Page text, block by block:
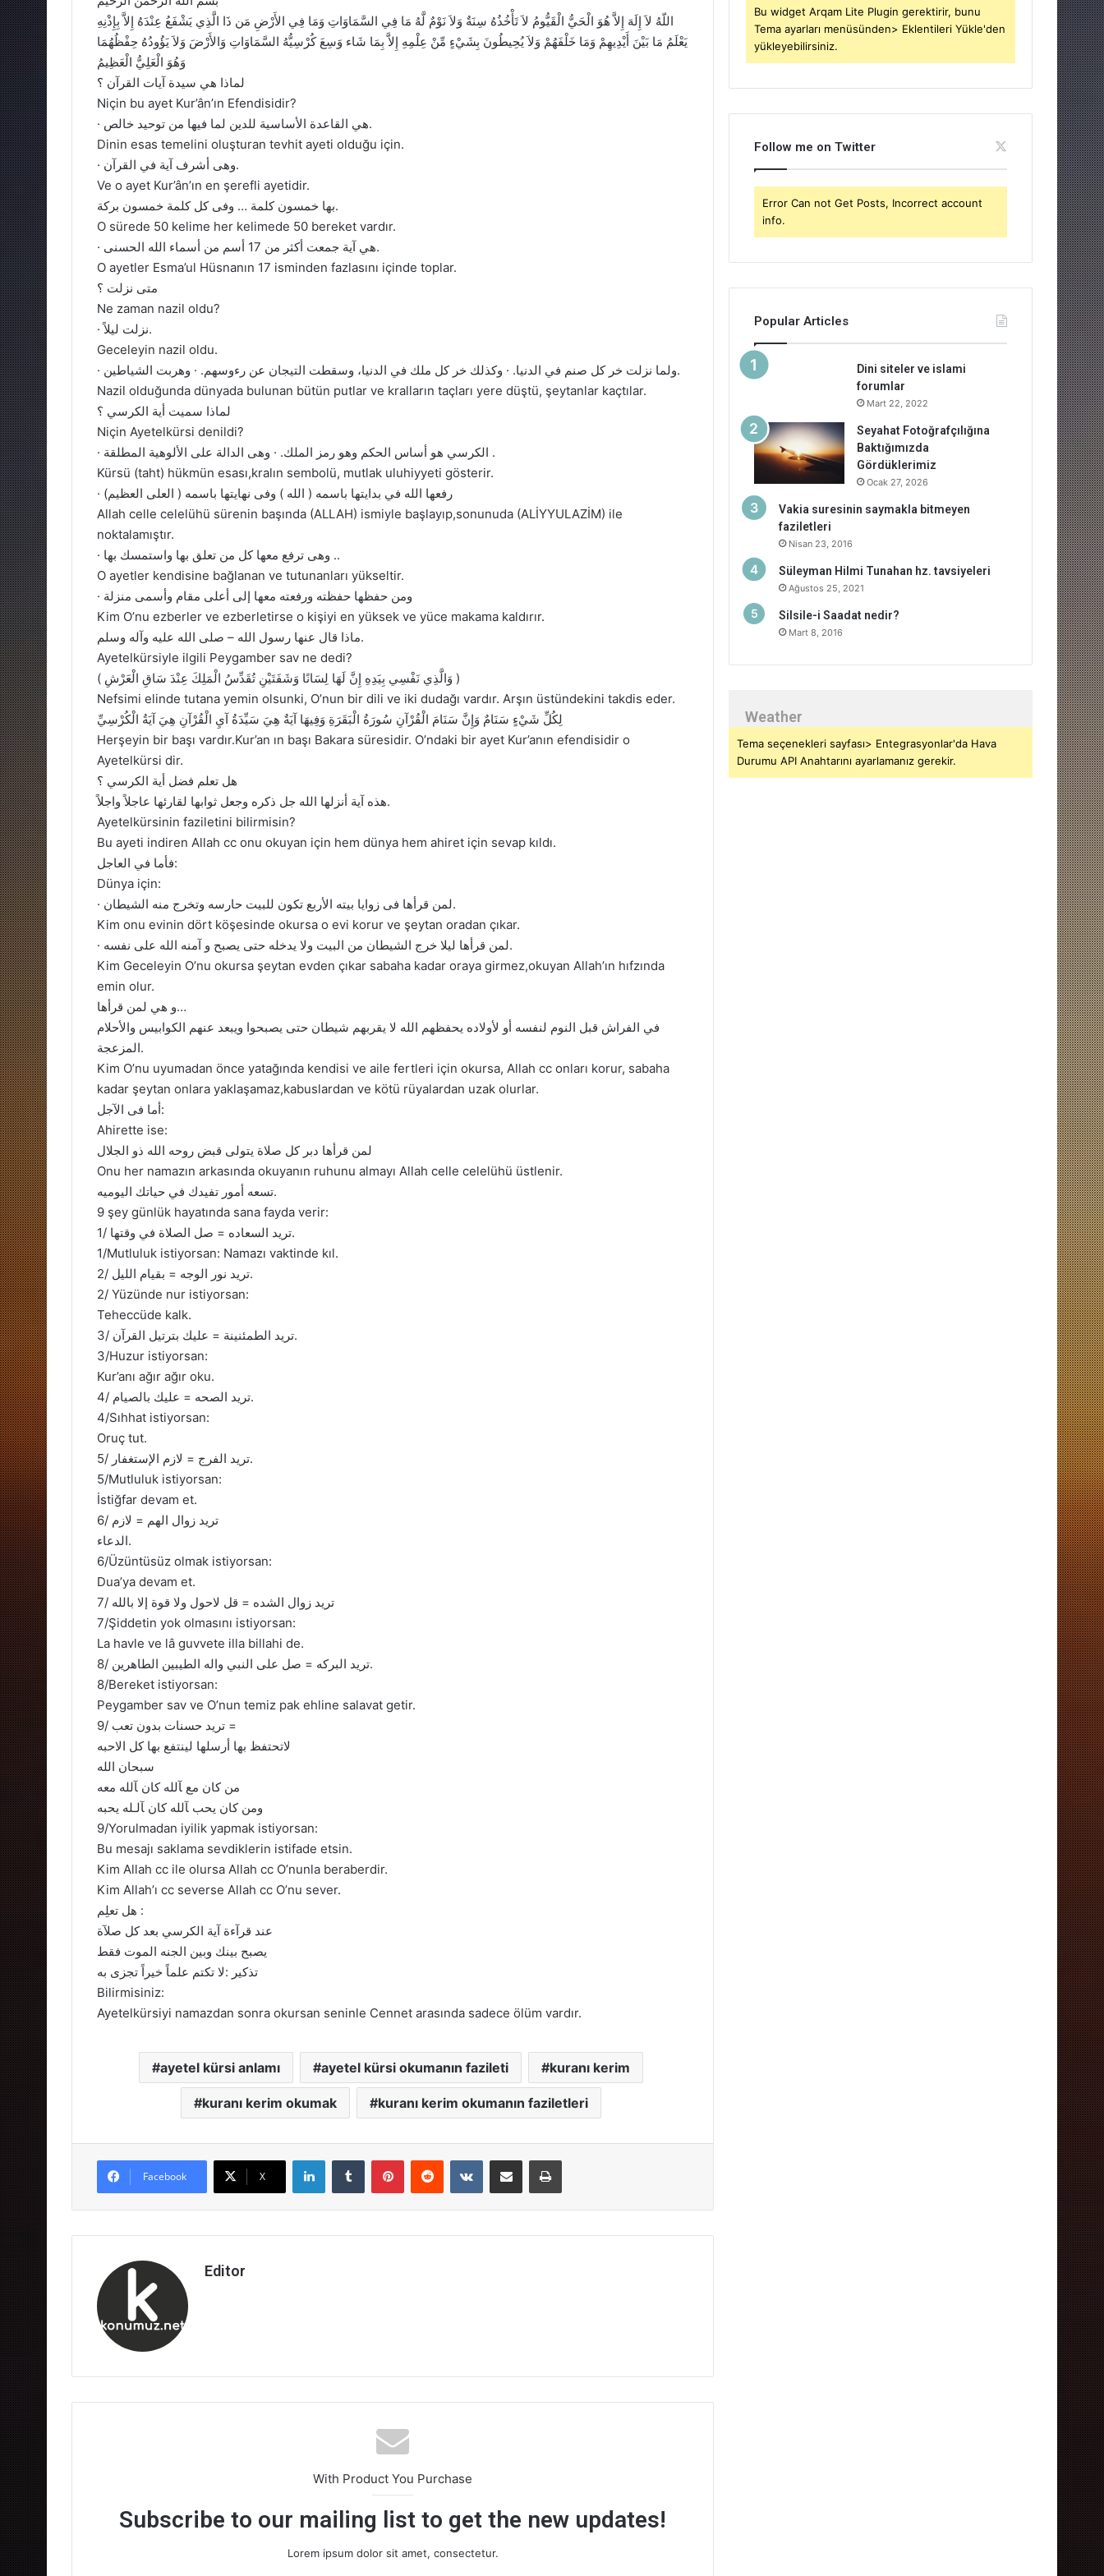
اللّهُ لاَ إِلَهَ إِلاَّ هُوَ الْحَيُّ الْقَيُّومُ لاَ تَأْخُذُهُ سِنَةٌ وَلاَ نَوْمٌ لَّهُ مَا فِي السَّمَاوَاتِ وَمَا فِي الأَرْضِ مَن ذَا الَّذِي يَشْفَعُ عِنْدَهُ إِلاَّ بِإِذْنِهِ
يَعْلَمُ مَا بَيْنَ أَيْدِيهِمْ وَمَا خَلْفَهُمْ وَلاَ يُحِيطُونَ بِشَيْءٍ مِّنْ عِلْمِهِ إِلاَّ بِمَا شَاء وَسِعَ كُرْسِيُّهُ السَّمَاوَاتِ وَالأَرْضَ وَلاَ يَؤُودُهُ حِفْظُهُمَا
وَهُوَ الْعَلِيُّ الْعَظِيمُ
لماذا هي سيدة آيات القرآن ؟
Niçin bu ayet Kur’ân’ın Efendisidir?
· هي القاعدة الأساسية للدين لما فيها من توحيد خالص.
Dinin esas temelini oluşturan tevhit ayeti olduğu için.
· وهى أشرف آية في القرآن.
Ve o ayet Kur’ân’ın en şerefli ayetidir.
بها خمسون كلمة … وفى كل كلمة خمسون بركة.
O sürede 50 kelime her kelimede 50 bereket vardır.
· هي آية جمعت أكثر من 17 أسم من أسماء الله الحسنى.
O ayetler Esma’ul Hüsnanın 17 isminden fazlasını içinde toplar.
متى نزلت ؟
Ne zaman nazil oldu?
· نزلت ليلاً.
Geceleyin nazil oldu.
· ولما نزلت خر كل صنم في الدنيا. · وكذلك خر كل ملك في الدنيا، وسقطت التيجان عن رءوسهم. · وهربت الشياطين.
Nazil olduğunda dünyada bulunan bütün putlar ve kralların taçları yere düştü, şeytanlar kaçtılar.
لماذا سميت أية الكرسي ؟
Niçin Ayetelkürsi denildi?
· الكرسي هو أساس الحكم وهو رمز الملك. · وهى الدالة على الألوهية المطلقة .
Kürsü (taht) hükmün esası,kralın sembolü, mutlak uluhiyyeti gösterir.
· رفعها الله في بدايتها باسمه ( الله ) وفى نهايتها باسمه ( العلى العظيم)
Allah celle celelühü sürenin başında (ALLAH) ismiyle başlayıp,sonunuda (ALİYYULAZİM) ile
noktalamıştır.
· وهى ترفع معها كل من تعلق بها واستمسك بها ..
O ayetler kendisine bağlanan ve tutunanları yükseltir.
· ومن حفظها حفظته ورفعته معها إلى أعلى مقام وأسمى منزلة
Kim O’nu ezberler ve ezberletirse o kişiyi en yüksek ve yüce makama kaldırır.
ماذا قال عنها رسول الله – صلى الله عليه وآله وسلم.
Ayetelkürsiyle ilgili Peygamber sav ne dedi?
( وَالَّذِي نَفْسِي بِيَدِهِ إِنَّ لَهَا لِسَانًا وَشَفَتَيْنِ تُقَدِّسُ الْمَلِكَ عِنْدَ سَاقِ الْعَرْشِ )
Nefsimi elinde tutana yemin olsunki, O’nun bir dili ve iki dudağı vardır. Arşın üstündekini takdis eder.
لِكُلِّ شَيْءٍ سَنَامٌ وَإِنَّ سَنَامَ الْقُرْآنِ سُورَةُ الْبَقَرَةِ وَفِيهَا آيَةٌ هِيَ سَيِّدَةُ آيِ الْقُرْآنِ هِيَ آيَةُ الْكُرْسِيِّ
Herşeyin bir başı vardır.Kur’an ın başı Bakara süresidir. O’ndaki bir ayet Kur’anın efendisidir o
Ayetelkürsi dir.
هل تعلم فضل أية الكرسي ؟
هذه آية أنزلها الله جل ذكره وجعل ثوابها لقارئها عاجلاً واجلاً.
Ayetelkürsinin faziletini bilirmisin?
Bu ayeti indiren Allah cc onu okuyan için hem dünya hem ahiret için sevap kıldı.
فأما في العاجل:
Dünya için:
· لمن قرأها فى زوايا بيته الأربع تكون للبيت حارسه وتخرج منه الشيطان.
Kim onu evinin dört köşesinde okursa o evi korur ve şeytan oradan çıkar.
· لمن قرأها ليلا خرج الشيطان من البيت ولا يدخله حتى يصبح و آمنه الله على نفسه.
Kim Geceleyin O’nu okursa şeytan evden çıkar sabaha kadar oraya girmez,okuyan Allah’ın hıfzında
emin olur.
و هي لمن قرأها…
في الفراش قبل النوم لنفسه أو لأولاده يحفظهم الله لا يقربهم شيطان حتى يصبحوا ويبعد عنهم الكوابيس والأحلام
المزعجة.
Kim O’nu uyumadan önce yatağında kendisi ve aile fertleri için okursa, Allah cc onları korur, sabaha
kadar şeytan onlara yaklaşamaz,kabuslardan ve kötü rüyalardan uzak olurlar.
أما فى الآجل:
Ahirette ise:
لمن قرأها دبر كل صلاة يتولى قبض روحه الله ذو الجلال
Onu her namazın arkasında okuyanın ruhunu almayı Allah celle celelühü üstlenir.
تسعه أمور تفيدك في حياتك اليوميه.
9 şey günlük hayatında sana fayda verir:
1/ تريد السعاده = صل الصلاة في وقتها.
1/Mutluluk istiyorsan: Namazı vaktinde kıl.
2/ تريد نور الوجه = بقيام الليل.
2/ Yüzünde nur istiyorsan:
Teheccüde kalk.
3/ تريد الطمئنينة = عليك بترتيل القرآن.
3/Huzur istiyorsan:
Kur’anı ağır ağır oku.
4/ تريد الصحه = عليك بالصيام.
4/Sıhhat istiyorsan:
Oruç tut.
5/ تريد الفرج = لازم الإستغفار.
5/Mutluluk istiyorsan:
İstiğfar devam et.
6/ تريد زوال الهم = لازم
الدعاء.
6/Üzüntüsüz olmak istiyorsan:
Dua’ya devam et.
7/ تريد زوال الشده = قل لاحول ولا قوة إلا بالله
7/Şiddetin yok olmasını istiyorsan:
La havle ve lâ guvvete illa billahi de.
8/ تريد البركه = صل على النبي واله الطيبين الطاهرين.
8/Bereket istiyorsan:
Peygamber sav ve O’nun temiz pak ehline salavat getir.
9/ تريد حسنات بدون تعب =
لاتحتفظ بها أرسلها لينتفع بها كل الاحبه
سبحان الله
من كان مع ﺂلله كان ﺂلله معه
ومن كان يحب ﺂلله كان ﺂلـله يحبه
9/Yorulmadan iyilik yapmak istiyorsan:
Bu mesajı saklama sevdiklerin istifade etsin.
Kim Allah cc ile olursa Allah cc O’nunla beraberdir.
Kim Allah’ı cc severse Allah cc O’nu sever.
هل تعلِم :
عند قرآءة آية الكرسي بعد كل صلآة
يصبح بينك وبين الجنه الموت فقط
تذكير :لا تكتم علماً خيراً تجزى به
Bilirmisiniz:
Ayetelkürsiyi namazdan sonra okursan seninle Cennet arasında sadece ölüm vardır.
ayetel kürsi anlamı ayetel kürsi okumanın fazileti kuranı kerim
kuranı kerim okumak kuranı kerim okumanın faziletleri
Facebook X
LinkedInTumblr PinterestReddit VKontakteE-Posta ile paylaş Yazdır
Editor
With Product You Purchase
Subscribe to our mailing list to get the new updates!
Lorem ipsum dolor sit amet, consectetur.
Bu widget Arqam Lite Plugin gerektirir, bunu
Tema ayarları menüsünden> Eklentileri Yükle'den
yükleyebilirsiniz.
Follow me on Twitter
Error Can not Get Posts, Incorrect account
info.
Popular Articles
Dini siteler ve islami
forumlar
Mart 22, 2022
Seyahat Fotoğrafçılığına
Baktığımızda
Gördüklerimiz
Ocak 27, 2026
Vakia suresinin saymakla bitmeyen
faziletleri
Nisan 23, 2016
Süleyman Hilmi Tunahan hz. tavsiyeleri
Ağustos 25, 2021
Silsile-i Saadat nedir?
Mart 8, 2016
Weather
Tema seçenekleri sayfası> Entegrasyonlar'da Hava
Durumu API Anahtarını ayarlamanız gerekir.